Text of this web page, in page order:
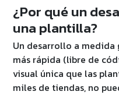
¿Por qué un
una plantilla?
Un desarrollo a medida
más rápida (libre de
visual única que las
miles de tiendas, no